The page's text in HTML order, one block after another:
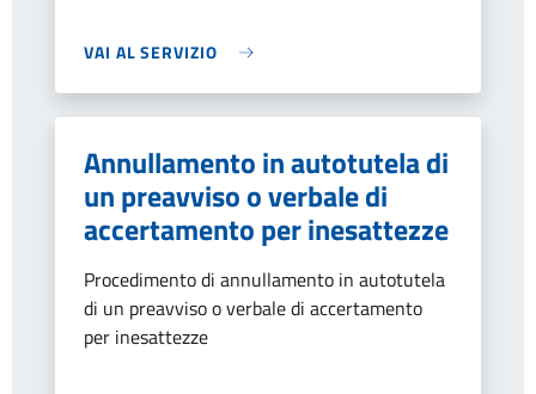
VAI AL SERVIZIO
Annullamento in autotutela di
un preavviso o verbale di
accertamento per inesattezze
Procedimento di annullamento in autotutela
di un preavviso o verbale di accertamento
per inesattezze